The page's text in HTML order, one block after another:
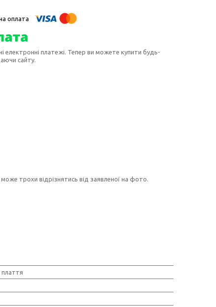
електронні платежі. Тепер ви можете купити будь-
сайту.
трохи відрізнятись від заявленої на фото.